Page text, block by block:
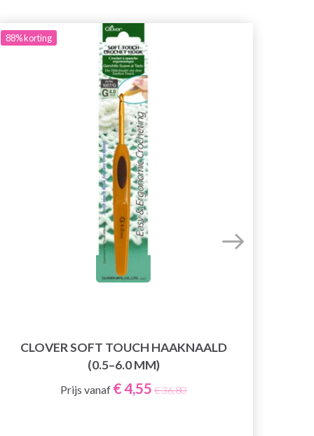
88%korting
CLOVER SOFT TOUCH HAAKNAALD
(0.5–6.0 MM)
Prijs vanaf € 4,55 € 36,80